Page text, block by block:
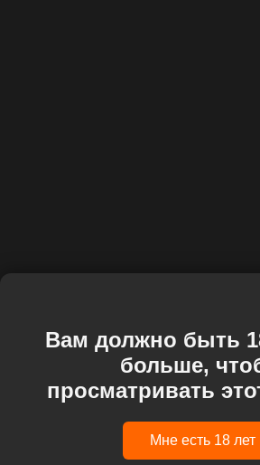
Вам должно быть
больше,
просматривать
Мне есть 18 лет